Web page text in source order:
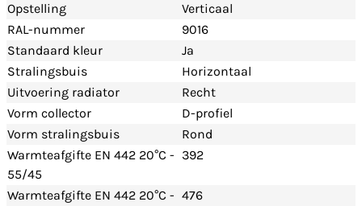
Opstelling
Verticaal
RAL-nummer
9016
Standaard kleur
Ja
Stralingsbuis
Horizontaal
Uitvoering radiator
Recht
Vorm collector
D-profiel
Vorm stralingsbuis
Rond
Warmteafgifte EN 442 20°C -
55/45
392
Warmteafgifte EN 442 20°C - 476